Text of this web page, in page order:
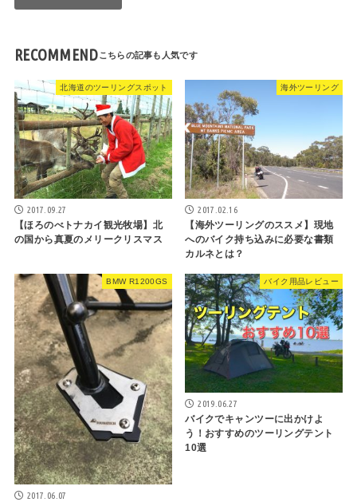
RECOMMEND
北海道のツーリングスポット
2017.09.27
【ほろのべトナカイ観光牧場】北
の国から真夏のメリークリスマス
海外ツーリング
2017.02.16
【海外ツーリングのススメ】現地
へのバイク持ち込みに必要な書類
カルネとは？
BMW R1200GS
2017.06.07
バイク用品レビュー
2019.06.27
バイクでキャンツーに出かけよ
う！おすすめのツーリングテント
10選